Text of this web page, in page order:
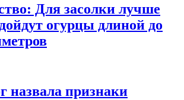
Для засолки лучше
огурцы длиной до
назвала признаки